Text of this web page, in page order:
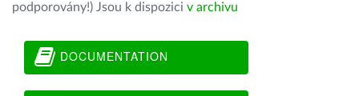
podporovány!) Jsou k dispozici v archivu
DOCUMENTATION